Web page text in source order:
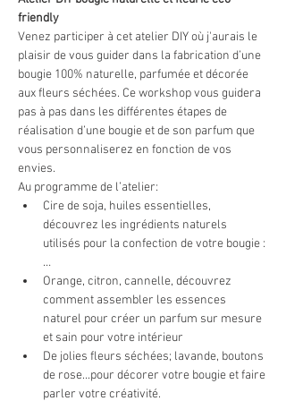
friendly
Venez participer à cet atelier DIY où j'aurais le
plaisir de vous guider dans la fabrication d’une
bougie 100% naturelle, parfumée et décorée
aux fleurs séchées. Ce workshop vous guidera
pas à pas dans les différentes étapes de
réalisation d’une bougie et de son parfum que
vous personnaliserez en fonction de vos
envies.
Au programme de l’atelier:
Cire de soja, huiles essentielles,
découvrez les ingrédients naturels
utilisés pour la confection de votre bougie :
…
Orange, citron, cannelle, découvrez
comment assembler les essences
naturel pour créer un parfum sur mesure
et sain pour votre intérieur
De jolies fleurs séchées; lavande, boutons
de rose...pour décorer votre bougie et faire
parler votre créativité.